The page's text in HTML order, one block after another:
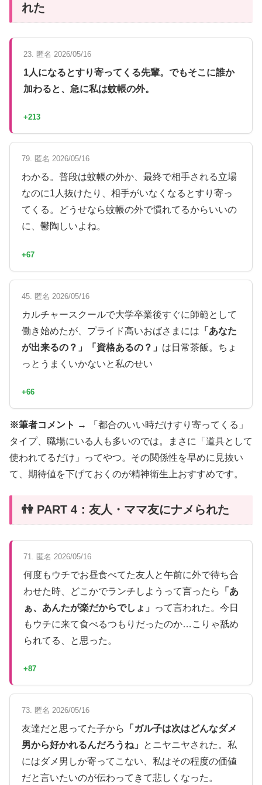
れた
23. 匿名 2026/05/16
1人になるとすり寄ってくる先輩。でもそこに誰か
加わると、急に私は蚊帳の外。
+213
79. 匿名 2026/05/16
わかる。普段は蚊帳の外か、最終で相手される立場
なのに1人抜けたり、相手がいなくなるとすり寄っ
てくる。どうせなら蚊帳の外で慣れてるからいいの
に、鬱陶しいよね。
+67
45. 匿名 2026/05/16
カルチャースクールで大学卒業後すぐに師範として
働き始めたが、プライド高いおばさまには 「あなた
が出来るの？」「資格あるの？」 は日常茶飯。ちょ
っとうまくいかないと私のせい
+66
※筆者コメント →
「都合のいい時だけすり寄ってくる」
タイプ、職場にいる人も多いのでは。まさに「道具として
使われてるだけ」ってやつ。その関係性を早めに見抜い
て、期待値を下げておくのが精神衛生上おすすめです。
👫 PART 4：友人・ママ友にナメられた
71. 匿名 2026/05/16
何度もウチでお昼食べてた友人と午前に外で待ち合
わせた時、どこかでランチしようって言ったら
「あ
ぁ、あんたが楽だからでしょ」
って言われた。今日
もウチに来て食べるつもりだったのか…こりゃ舐め
られてる、と思った。
+87
73. 匿名 2026/05/16
友達だと思ってた子から
「ガル子は次はどんなダメ
男から好かれるんだろうね」
とニヤニヤされた。私
にはダメ男しか寄ってこない、私はその程度の価値
だと言いたいのが伝わってきて悲しくなった。